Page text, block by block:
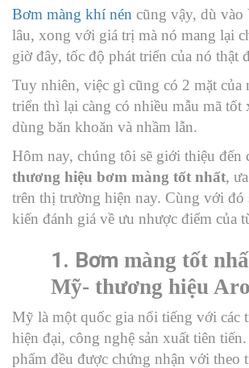
Bơm màng khí nén cũng vậy, dù vào
lâu, xong với giá trị mà nó mang lại
giờ đây, tốc độ phát triển của nó thật
Tuy nhiên, việc gì cũng có 2 mặt của
triển thì lại càng có nhiều mẫu mã tốt
dùng băn khoăn và nhầm lẫn.
Hôm nay, chúng tôi sẽ giới thiệu đến
thương hiệu bơm màng tốt nhất,
trên thị trường hiện nay. Cùng với đó
kiến đánh giá về ưu nhược điểm của
1. Bơm màng tốt
Mỹ- thương hiệu Aro
Mỹ là một quốc gia nổi tiếng với các
hiện đại, công nghệ sản xuất tiên
phẩm đều được chứng nhận với theo